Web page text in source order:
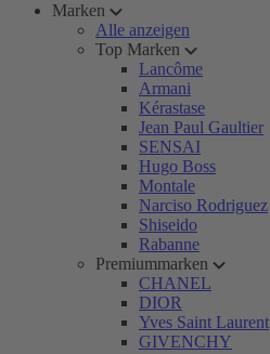
Marken
Alle anzeigen
Top Marken
Lancôme
Armani
Kérastase
Jean Paul Gaultier
SENSAI
Hugo Boss
Montale
Narciso Rodriguez
Shiseido
Rabanne
Premiummarken
CHANEL
DIOR
Yves Saint Laurent
GIVENCHY